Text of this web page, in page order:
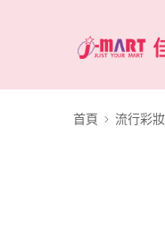
首頁 流行彩妝